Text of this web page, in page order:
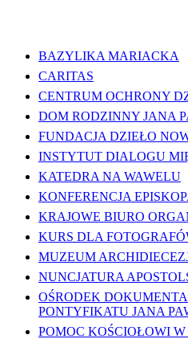
BAZYLIKA MARIACKA
CARITAS
CENTRUM OCHRONY
DOM RODZINNY JANA
FUNDACJA DZIEŁO
INSTYTUT DIALOGU
KATEDRA NA WAWELU
KONFERENCJA
KRAJOWE BIURO
KURS DLA
MUZEUM
NUNCJATURA
OŚRODEK
PONTYFIKATU JANA
POMOC KOŚCIOŁOWI